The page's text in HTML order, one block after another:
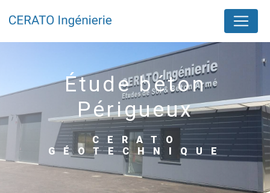
étude béton
Périgueux
CERATO
GÉOTECHNIQUE